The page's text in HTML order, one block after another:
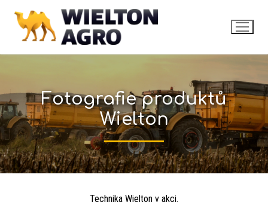
Fotografie produktů
Wielton
Technika Wielton v akci.